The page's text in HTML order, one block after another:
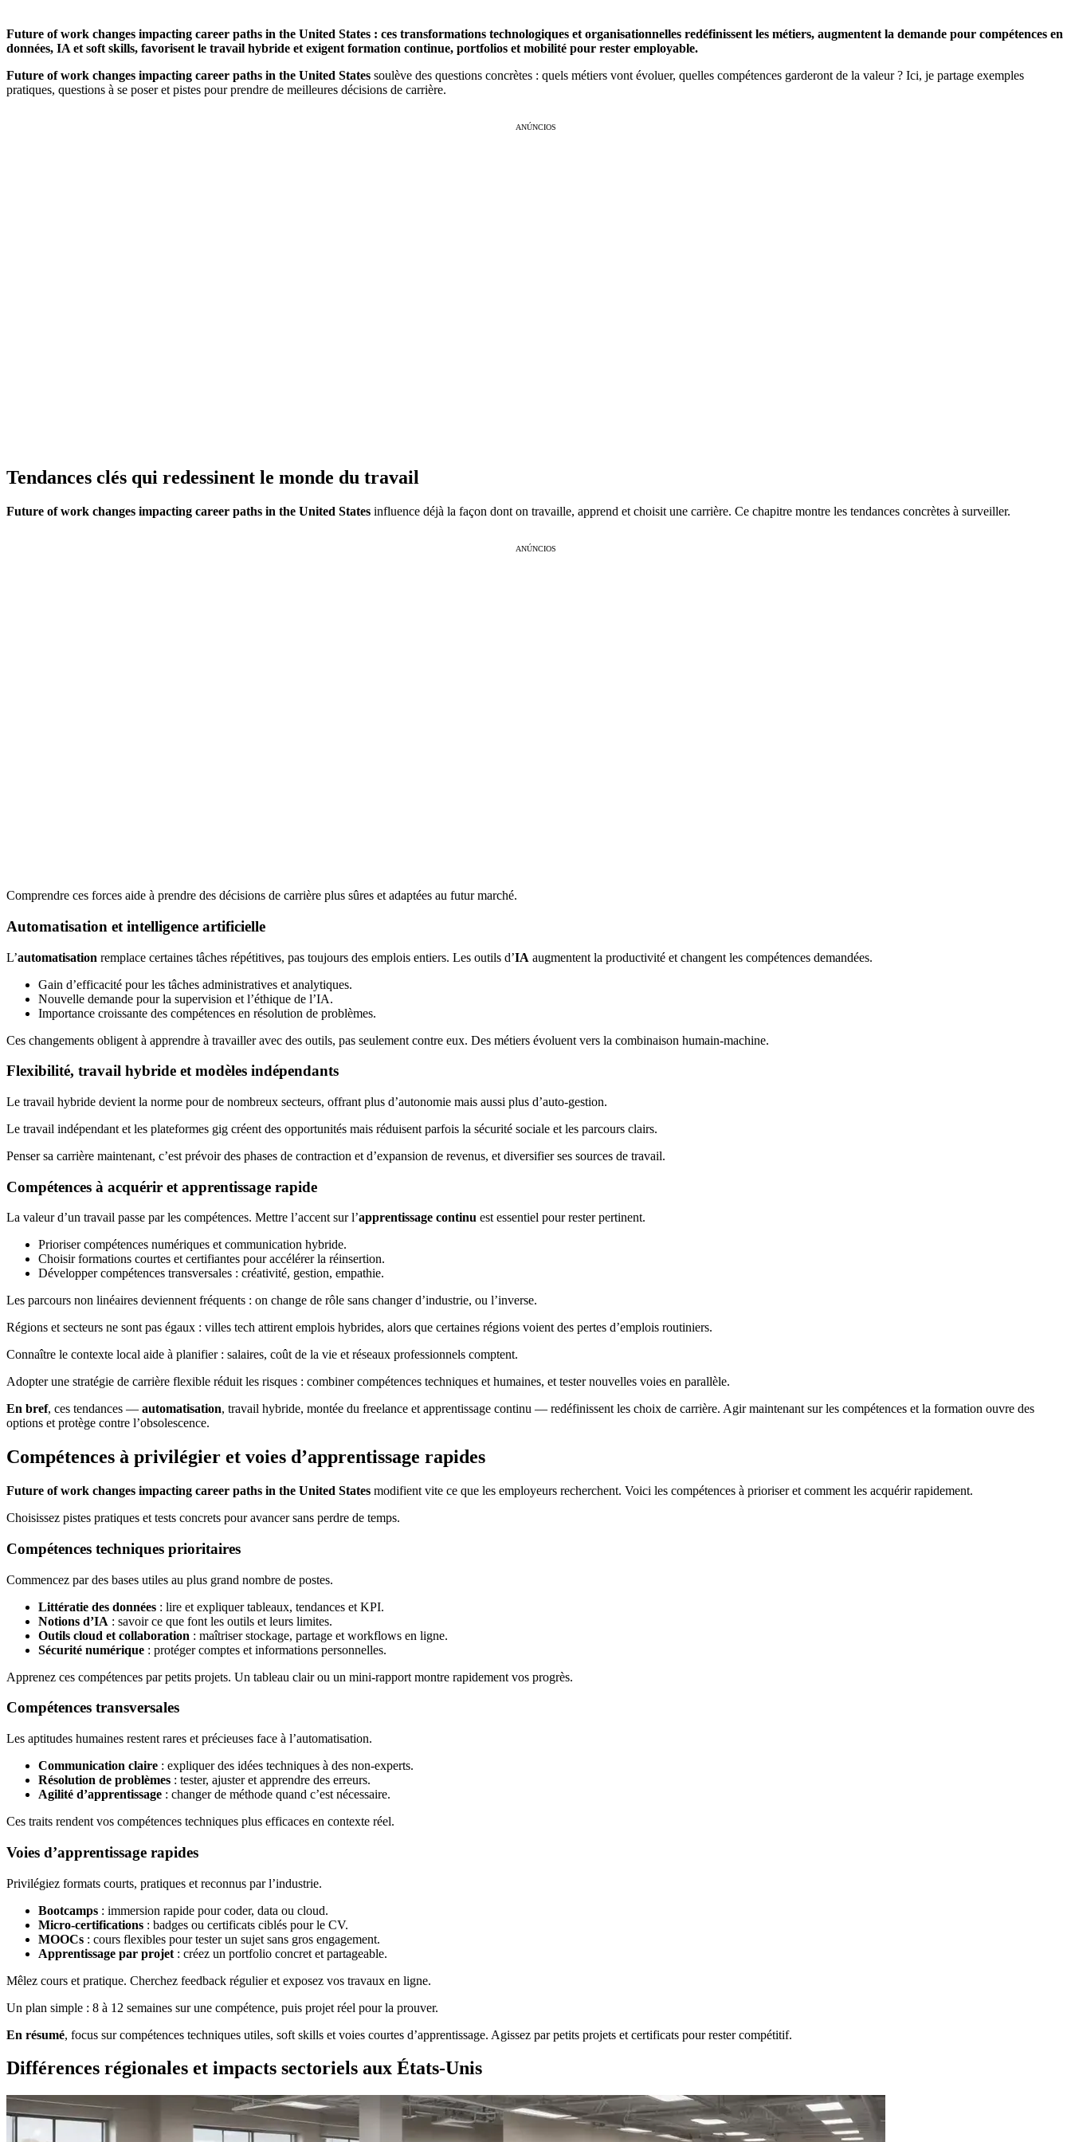
Future of work changes impacting career paths in the United States : ces transformations technologiques et organisationnelles redéfinissent les métiers, augmentent la demande pour compétences en
données, IA et soft skills, favorisent le travail hybride et exigent formation continue, portfolios et mobilité pour rester employable.
Future of work changes impacting career paths in the United States soulève des questions concrètes : quels métiers vont évoluer, quelles compétences garderont de la valeur ? Ici, je partage exemples
pratiques, questions à se poser et pistes pour prendre de meilleures décisions de carrière.
ANÚNCIOS
Tendances clés qui redessinent le monde du travail
Future of work changes impacting career paths in the United States influence déjà la façon dont on travaille, apprend et choisit une carrière. Ce chapitre montre les tendances concrètes à surveiller.
ANÚNCIOS
Comprendre ces forces aide à prendre des décisions de carrière plus sûres et adaptées au futur marché.
Automatisation et intelligence artificielle
L’automatisation remplace certaines tâches répétitives, pas toujours des emplois entiers. Les outils d’IA augmentent la productivité et changent les compétences demandées.
Gain d’efficacité pour les tâches administratives et analytiques.
Nouvelle demande pour la supervision et l’éthique de l’IA.
Importance croissante des compétences en résolution de problèmes.
Ces changements obligent à apprendre à travailler avec des outils, pas seulement contre eux. Des métiers évoluent vers la combinaison humain-machine.
Flexibilité, travail hybride et modèles indépendants
Le travail hybride devient la norme pour de nombreux secteurs, offrant plus d’autonomie mais aussi plus d’auto-gestion.
Le travail indépendant et les plateformes gig créent des opportunités mais réduisent parfois la sécurité sociale et les parcours clairs.
Penser sa carrière maintenant, c’est prévoir des phases de contraction et d’expansion de revenus, et diversifier ses sources de travail.
Compétences à acquérir et apprentissage rapide
La valeur d’un travail passe par les compétences. Mettre l’accent sur l’apprentissage continu est essentiel pour rester pertinent.
Prioriser compétences numériques et communication hybride.
Choisir formations courtes et certifiantes pour accélérer la réinsertion.
Développer compétences transversales : créativité, gestion, empathie.
Les parcours non linéaires deviennent fréquents : on change de rôle sans changer d’industrie, ou l’inverse.
Régions et secteurs ne sont pas égaux : villes tech attirent emplois hybrides, alors que certaines régions voient des pertes d’emplois routiniers.
Connaître le contexte local aide à planifier : salaires, coût de la vie et réseaux professionnels comptent.
Adopter une stratégie de carrière flexible réduit les risques : combiner compétences techniques et humaines, et tester nouvelles voies en parallèle.
En bref, ces tendances — automatisation, travail hybride, montée du freelance et apprentissage continu — redéfinissent les choix de carrière. Agir maintenant sur les compétences et la formation ouvre des
options et protège contre l’obsolescence.
Compétences à privilégier et voies d’apprentissage rapides
Future of work changes impacting career paths in the United States modifient vite ce que les employeurs recherchent. Voici les compétences à prioriser et comment les acquérir rapidement.
Choisissez pistes pratiques et tests concrets pour avancer sans perdre de temps.
Compétences techniques prioritaires
Commencez par des bases utiles au plus grand nombre de postes.
Littératie des données : lire et expliquer tableaux, tendances et KPI.
Notions d’IA : savoir ce que font les outils et leurs limites.
Outils cloud et collaboration : maîtriser stockage, partage et workflows en ligne.
Sécurité numérique : protéger comptes et informations personnelles.
Apprenez ces compétences par petits projets. Un tableau clair ou un mini-rapport montre rapidement vos progrès.
Compétences transversales
Les aptitudes humaines restent rares et précieuses face à l’automatisation.
Communication claire : expliquer des idées techniques à des non-experts.
Résolution de problèmes : tester, ajuster et apprendre des erreurs.
Agilité d’apprentissage : changer de méthode quand c’est nécessaire.
Ces traits rendent vos compétences techniques plus efficaces en contexte réel.
Voies d’apprentissage rapides
Privilégiez formats courts, pratiques et reconnus par l’industrie.
Bootcamps : immersion rapide pour coder, data ou cloud.
Micro-certifications : badges ou certificats ciblés pour le CV.
MOOCs : cours flexibles pour tester un sujet sans gros engagement.
Apprentissage par projet : créez un portfolio concret et partageable.
Mêlez cours et pratique. Cherchez feedback régulier et exposez vos travaux en ligne.
Un plan simple : 8 à 12 semaines sur une compétence, puis projet réel pour la prouver.
En résumé, focus sur compétences techniques utiles, soft skills et voies courtes d’apprentissage. Agissez par petits projets et certificats pour rester compétitif.
Différences régionales et impacts sectoriels aux États-Unis